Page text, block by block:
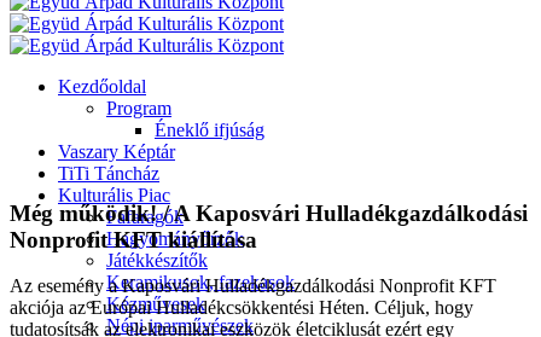
Kezdőoldal
Program
Éneklő ifjúság
Vaszary Képtár
TiTi Táncház
Kulturális Piac
Fafaragók
Hagyományőrzők
Játékkészítők
Keramikusok, fazekasok
Kézművesek
Népi iparművészek
Még működik! / A Kaposvári Hulladékgazdálkodási
Nonprofit KFT kiállítása
Az esemény a Kaposvári Hulladékgazdálkodási Nonprofit KFT
akciója az Európai Hulladékcsökkentési Héten. Céljuk, hogy
tudatosítsák az elektronikai eszközök életciklusát ezért egy